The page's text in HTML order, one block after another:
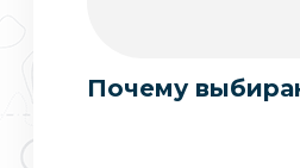
Почему